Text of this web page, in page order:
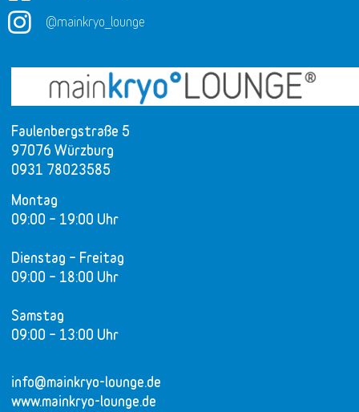
Faulenbergstraße 5
97076 Würzburg
0931 78023585
Montag
09:00 – 19:00 Uhr
Dienstag – Freitag
09:00 – 18:00 Uhr
Samstag
09:00 – 13:00 Uhr
info@mainkryo-lounge.de
www.mainkryo-lounge.de
@mainkryo_lounge